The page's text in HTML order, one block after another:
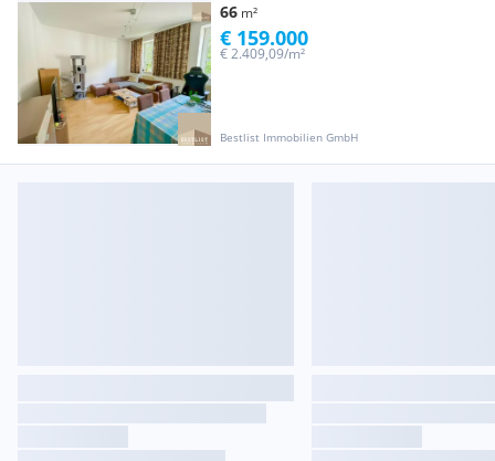
66 m²
Bestlist Immobilien GmbH
€ 2.409,09/m²
€ 159.000